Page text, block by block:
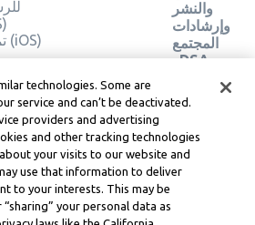
تمرّن (iOS)
والنشر
وإرشادات
المجتمع
وDSA
القانونية
الأخرى
مركز
ليرنيو
القانوني
شروط
technologies. Some are
service and can’t be deactivated.
providers and advertising
and other tracking technologies
your visits to our website and
use that information to deliver
to your interests. This may be
your personal data as